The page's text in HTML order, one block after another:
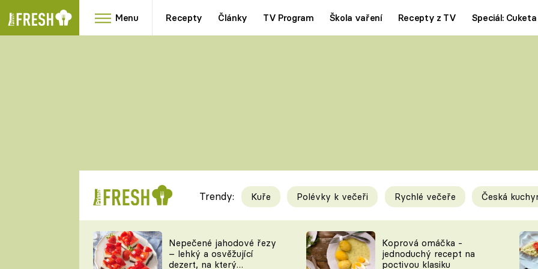
Menu Recepty Články TV Program Škola vaření Recepty z TV Speciál: Cuketa
RYCHLOVKY
Videorecepty
TEĎ VAŘÍ ŠÉF!
Tipy a triky
KAM ZA JÍDLEM
Trendy: Kuře Polévky k večeři Rychlé večeře Česká
Nepečené jahodové řezy
– lehký a osvěžující
dezert, na který
Koprová omáčka -
jednoduchý recept na
poctivou klasiku